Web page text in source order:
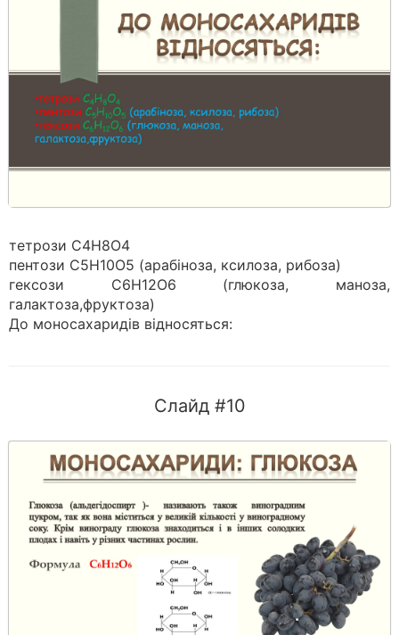
тетрози С4Н8О4
пентози С5Н10О5 (арабіноза, ксилоза, рибоза)
гексози С6Н12О6 (глюкоза, маноза,
галактоза,фруктоза)
До моносахаридів відносяться:
Слайд #10